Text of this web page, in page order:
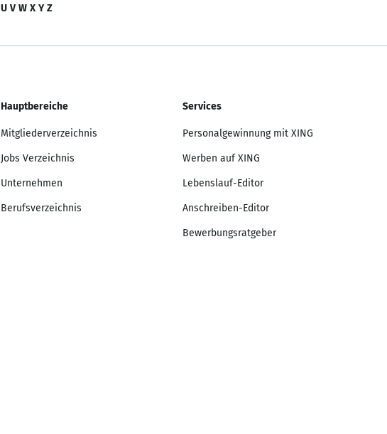
U V W X Y Z
Hauptbereiche
Mitgliederverzeichnis
Jobs Verzeichnis
Unternehmen
Berufsverzeichnis
Services
Personalgewinnung mit XING
Werben auf XING
Lebenslauf-Editor
Anschreiben-Editor
Bewerbungsratgeber